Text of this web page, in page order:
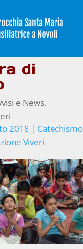
di
e News,
2018 | Catechismo
Viveri